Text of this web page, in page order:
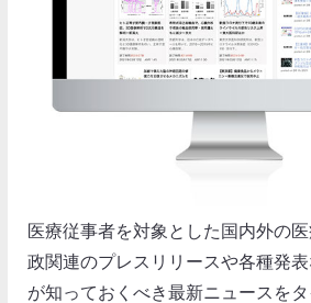
医療従事者を対象とした国内外の
政関連のプレスリリースや各種発
が知っておくべき最新ニュースを